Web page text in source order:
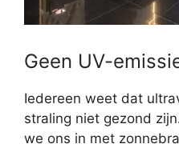
Geen UV-
Iedereen weet dat
straling niet gezond
we ons in met